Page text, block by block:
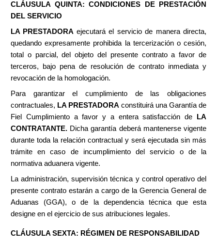
CLÁUSULA QUINTA: CONDICIONES DE PRESTACIÓN
DEL SERVICIO
LA PRESTADORA ejecutará el servicio de manera directa,
quedando expresamente prohibida la tercerización o cesión,
total o parcial, del objeto del presente contrato a favor de
terceros, bajo pena de resolución de contrato inmediata y
revocación de la homologación.
Para garantizar el cumplimiento de las obligaciones
contractuales, LA PRESTADORA constituirá una Garantía de
Fiel Cumplimiento a favor y a entera satisfacción de LA
CONTRATANTE. Dicha garantía deberá mantenerse vigente
durante toda la relación contractual y será ejecutada sin más
trámite en caso de incumplimiento del servicio o de la
normativa aduanera vigente.
La administración, supervisión técnica y control operativo del
presente contrato estarán a cargo de la Gerencia General de
Aduanas (GGA), o de la dependencia técnica que esta
designe en el ejercicio de sus atribuciones legales.
CLÁUSULA SEXTA: RÉGIMEN DE RESPONSABILIDAD